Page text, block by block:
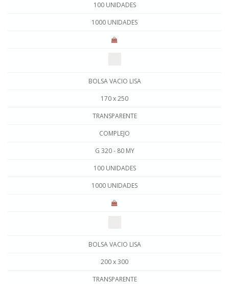
100 UNIDADES
1000 UNIDADES
BOLSA VACIO LISA
170 x 250
TRANSPARENTE
COMPLEJO
G 320 - 80 MY
100 UNIDADES
1000 UNIDADES
BOLSA VACIO LISA
200 x 300
TRANSPARENTE